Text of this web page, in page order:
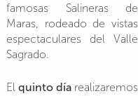
famosas Salineras de
Maras, rodeado de vistas
espectaculares del Valle
Sagrado.
Elquinto día realizaremos